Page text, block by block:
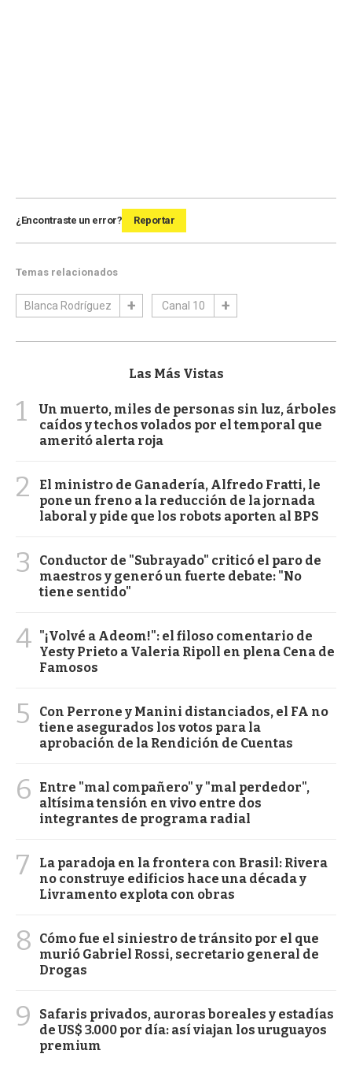
¿Encontraste un error? Reportar
Temas relacionados
Blanca Rodríguez Canal 10
Las Más Vistas
1
Un muerto, miles de personas sin luz, árboles
caídos y techos volados por el temporal que
ameritó alerta roja
2
El ministro de Ganadería, Alfredo Fratti, le
pone un freno a la reducción de la jornada
laboral y pide que los robots aporten al BPS
3
Conductor de "Subrayado" criticó el paro de
maestros y generó un fuerte debate: "No
tiene sentido"
4 "¡Volvé a Adeom!": el filoso comentario de
Yesty Prieto a Valeria Ripoll en plena Cena de
Famosos
5
Con Perrone y Manini distanciados, el FA no
tiene asegurados los votos para la
aprobación de la Rendición de Cuentas
6
Entre "mal compañero" y "mal perdedor",
altísima tensión en vivo entre dos
integrantes de programa radial
7
La paradoja en la frontera con Brasil: Rivera
no construye edificios hace una década y
Livramento explota con obras
8
Cómo fue el siniestro de tránsito por el que
murió Gabriel Rossi, secretario general de
Drogas
9
Safaris privados, auroras boreales y estadías
de US$ 3.000 por día: así viajan los uruguayos
premium